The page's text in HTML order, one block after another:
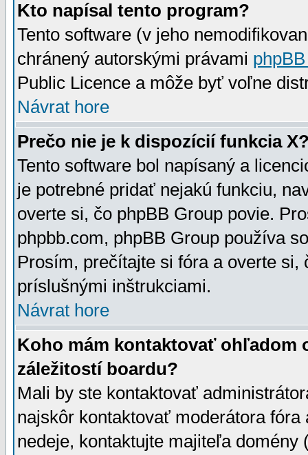
Kto napísal tento program?
Tento software (v jeho
chránený autorskými právami
Public Licence a môže byť voľne
Návrat hore
Prečo nie je k dispozícií funkcia
Tento software bol napísaný a
je potrebné pridať nejakú funkciu,
overte si, čo phpBB Group povie.
phpbb.com, phpBB Group používa
Prosím, prečítajte si fóra a overte
príslušnými inštrukciami.
Návrat hore
Koho mám kontaktovať ohľadom
záležitostí boardu?
Mali by ste kontaktovať
najskôr kontaktovať moderátora
nedeje, kontaktujte majiteľa